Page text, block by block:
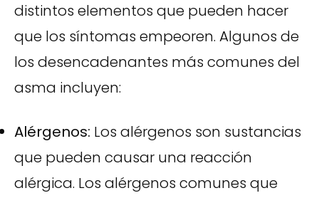
distintos elementos que pueden hacer
que los síntomas empeoren. Algunos de
los desencadenantes más comunes del
asma incluyen:
Alérgenos: Los alérgenos son sustancias
que pueden causar una reacción
alérgica. Los alérgenos comunes que